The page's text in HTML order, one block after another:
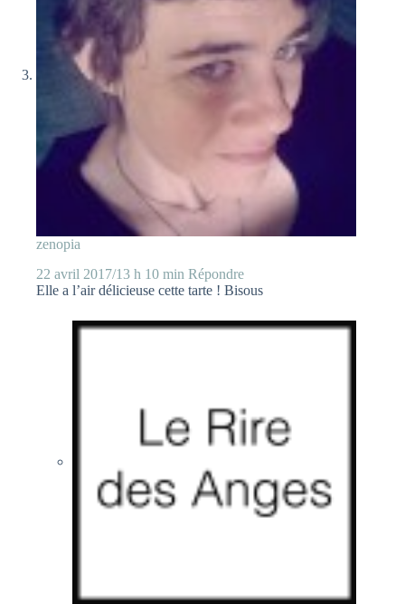
zenopia
22 avril 2017/13 h 10 min Répondre
Elle a l’air délicieuse cette tarte ! Bisous